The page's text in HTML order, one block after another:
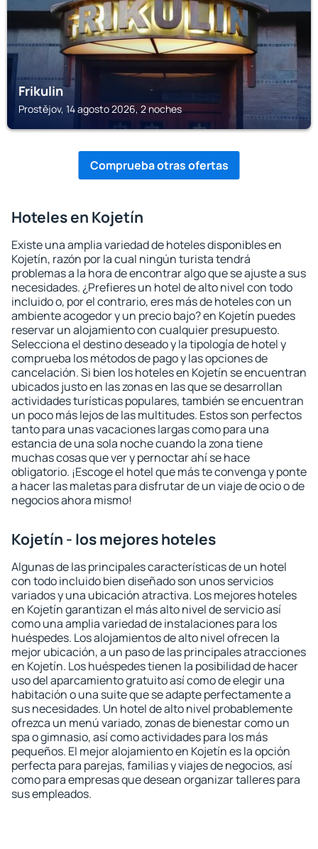
Frikulin
Prostějov, 14 agosto 2026, 2 noches
Comprueba otras ofertas
Hoteles en Kojetín
Existe una amplia variedad de hoteles disponibles en
Kojetín, razón por la cual ningún turista tendrá
problemas a la hora de encontrar algo que se ajuste a sus
necesidades. ¿Prefieres un hotel de alto nivel con todo
incluido o, por el contrario, eres más de hoteles con un
ambiente acogedor y un precio bajo? en Kojetín puedes
reservar un alojamiento con cualquier presupuesto.
Selecciona el destino deseado y la tipología de hotel y
comprueba los métodos de pago y las opciones de
cancelación. Si bien los hoteles en Kojetín se encuentran
ubicados justo en las zonas en las que se desarrollan
actividades turísticas populares, también se encuentran
un poco más lejos de las multitudes. Estos son perfectos
tanto para unas vacaciones largas como para una
estancia de una sola noche cuando la zona tiene
muchas cosas que ver y pernoctar ahí se hace
obligatorio. ¡Escoge el hotel que más te convenga y ponte
a hacer las maletas para disfrutar de un viaje de ocio o de
negocios ahora mismo!
Kojetín - los mejores hoteles
Algunas de las principales características de un hotel
con todo incluido bien diseñado son unos servicios
variados y una ubicación atractiva. Los mejores hoteles
en Kojetín garantizan el más alto nivel de servicio así
como una amplia variedad de instalaciones para los
huéspedes. Los alojamientos de alto nivel ofrecen la
mejor ubicación, a un paso de las principales atracciones
en Kojetín. Los huéspedes tienen la posibilidad de hacer
uso del aparcamiento gratuito así como de elegir una
habitación o una suite que se adapte perfectamente a
sus necesidades. Un hotel de alto nivel probablemente
ofrezca un menú variado, zonas de bienestar como un
spa o gimnasio, así como actividades para los más
pequeños. El mejor alojamiento en Kojetín es la opción
perfecta para parejas, familias y viajes de negocios, así
como para empresas que desean organizar talleres para
sus empleados.